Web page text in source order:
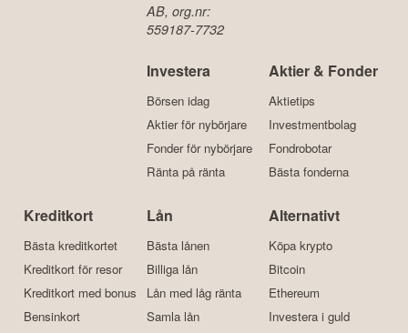
AB, org.nr:
559187-7732
Investera
Börsen idag
Aktier för nybörjare
Fonder för nybörjare
Ränta på ränta
Aktier & Fonder
Aktietips
Investmentbolag
Fondrobotar
Bästa fonderna
Kreditkort
Bästa kreditkortet
Kreditkort för resor
Kreditkort med bonus
Bensinkort
Lån
Bästa lånen
Billiga lån
Lån med låg ränta
Samla lån
Alternativt
Köpa krypto
Bitcoin
Ethereum
Investera i guld